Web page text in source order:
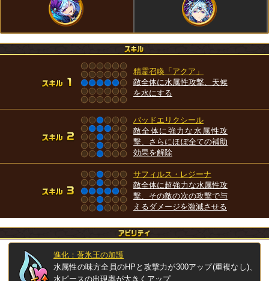
精霊召喚「アクア」
敵全体に水属性攻撃、天候
を水にする
バッドエリクシール
敵全体に強力な水属性攻
撃、さらにほぼ全ての補助
効果を解除
サフィルス・レジーナ
敵全体に超強力な水属性攻
撃、その敵の次の攻撃で与
えるダメージを激減させる
進化：蒼氷王の加護
水属性の味方全員のHPと攻撃力が300アップ(重複なし)、
水ピースの出現率が大きくアップ